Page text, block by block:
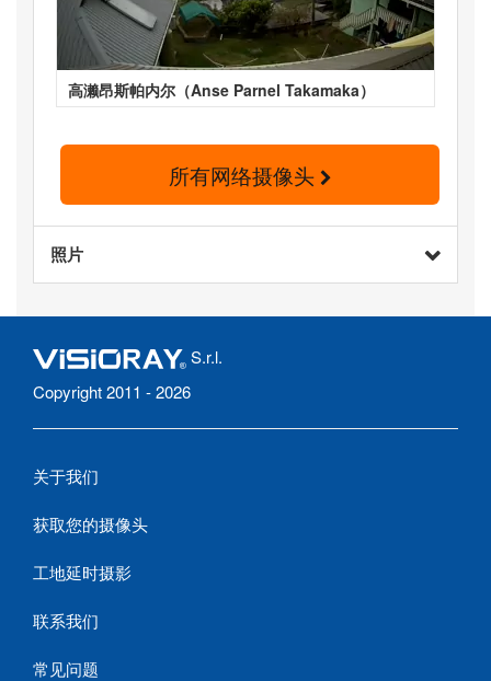
高濑昂斯帕内尔（Anse Parnel Takamaka）
所有网络摄像头
照片
S.r.l.
Copyright 2011 - 2026
关于我们
获取您的摄像头
工地延时摄影
联系我们
常见问题